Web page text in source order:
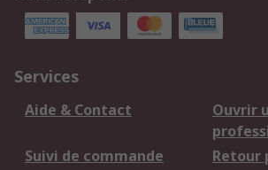
Services
Aide & Contact
Ouvrir
Suivi de commande
Retour